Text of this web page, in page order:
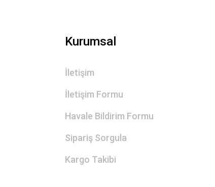
Kurumsal
İletişim
İletişim Formu
Havale Bildirim Formu
Sipariş Sorgula
Kargo Takibi